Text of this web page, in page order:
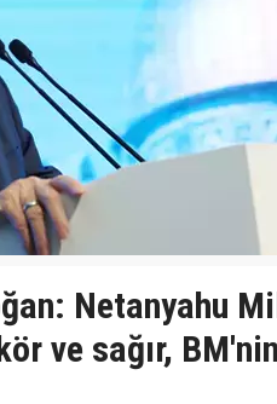
Netanyahu
ve sağır,